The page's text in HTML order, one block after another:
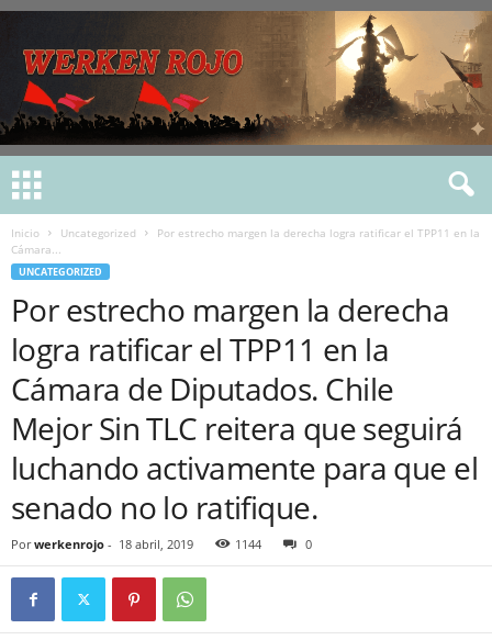
Inicio Uncategorized
Por estrecho margen la derecha logra ratificar el TPP11 en la
Cámara...
UNCATEGORIZED
Por estrecho margen la derecha
logra ratificar el TPP11 en la
Cámara de Diputados. Chile
Mejor Sin TLC reitera que seguirá
luchando activamente para que el
senado no lo ratifique.
Por werkenrojo - 18 abril, 2019 1144 0